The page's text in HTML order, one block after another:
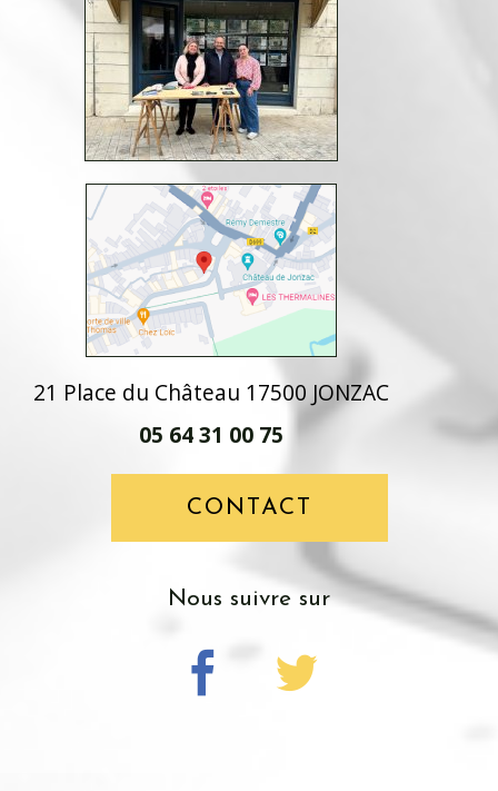
21 Place du Château 17500 JONZAC
05 64 31 00 75
CONTACT
nous suivre sur